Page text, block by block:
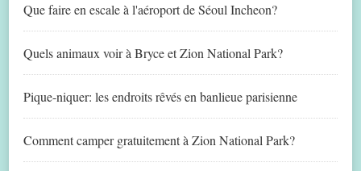
Que faire en escale à l'aéroport de Séoul Incheon?
Quels animaux voir à Bryce et Zion National Park?
Pique-niquer: les endroits rêvés en banlieue parisienne
Comment camper gratuitement à Zion National Park?